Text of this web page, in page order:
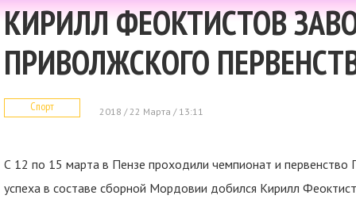
КИРИЛЛ ФЕОКТИСТОВ
ПРИВОЛЖСКОГО
Спорт 2018 / 22 Марта / 13:11
С 12 по 15 марта в Пензе проходили чемпионат и первенство
успеха в составе сборной Мордовии добился Кирилл